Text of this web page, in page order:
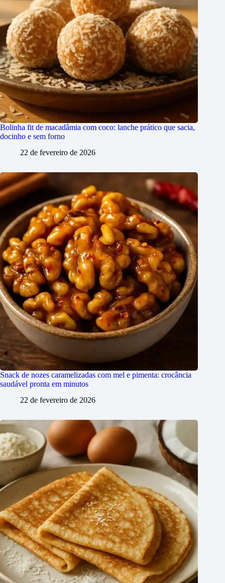
Bolinha fit de macadâmia com coco: lanche prático que sacia,
docinho e sem forno
22 de fevereiro de 2026
Snack de nozes caramelizadas com mel e pimenta: crocância
saudável pronta em minutos
22 de fevereiro de 2026